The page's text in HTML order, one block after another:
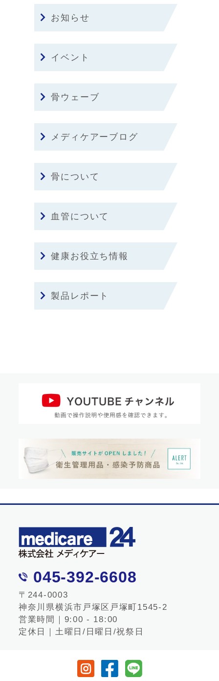
お知らせ
イベント
骨ウェーブ
メディケアーブログ
骨について
血管について
健康お役立ち情報
製品レポート
045-392-6608
〒244-0003
神奈川県横浜市戸塚区戸塚町1545-2
営業時間｜9:00 - 18:00
定休日｜土曜日/日曜日/祝祭日